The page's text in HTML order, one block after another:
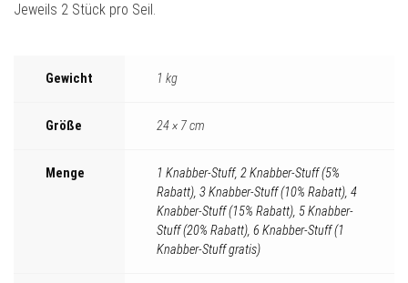
Jeweils 2 Stück pro Seil.
Gewicht 1 kg
Größe 24 × 7 cm
Menge 1 Knabber-Stuff, 2 Knabber-Stuff (5%
Rabatt), 3 Knabber-Stuff (10% Rabatt), 4
Knabber-Stuff (15% Rabatt), 5 Knabber-
Stuff (20% Rabatt), 6 Knabber-Stuff (1
Knabber-Stuff gratis)